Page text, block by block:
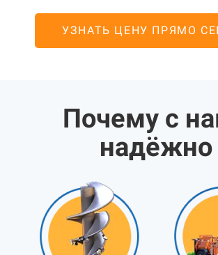
УЗНАТЬ ЦЕНУ ПРЯМО
Почему с
надёжно